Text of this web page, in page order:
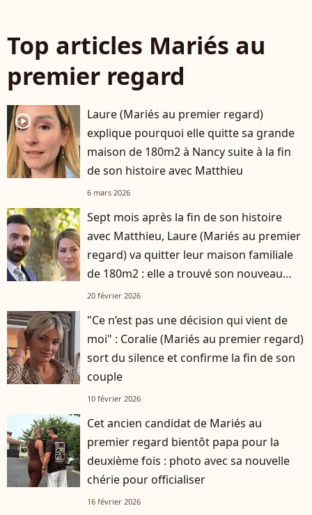
Top articles Mariés au
premier regard
player2
Laure (Mariés au premier regard)
explique pourquoi elle quitte sa grande
maison de 180m2 à Nancy suite à la fin
de son histoire avec Matthieu
6 mars 2026
Sept mois après la fin de son histoire
avec Matthieu, Laure (Mariés au premier
regard) va quitter leur maison familiale
de 180m2 : elle a trouvé son nouveau
logement
20 février 2026
"Ce n’est pas une décision qui vient de
moi" : Coralie (Mariés au premier regard)
sort du silence et confirme la fin de son
couple
10 février 2026
Cet ancien candidat de Mariés au
premier regard bientôt papa pour la
deuxième fois : photo avec sa nouvelle
chérie pour officialiser
16 février 2026